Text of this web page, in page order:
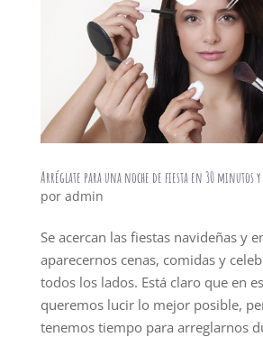
Arréglate para una noche de fiesta en 30 minutos y
por admin
Se acercan las fiestas navideñas y
aparecernos cenas, comidas y
todos los lados. Está claro que en
queremos lucir lo mejor posible,
tenemos tiempo para arreglarnos